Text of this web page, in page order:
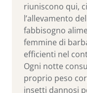
riuniscono qui,
l’allevamento
fabbisogno
femmine di
efficienti nel
Ogni notte
proprio peso
insetti dannosi